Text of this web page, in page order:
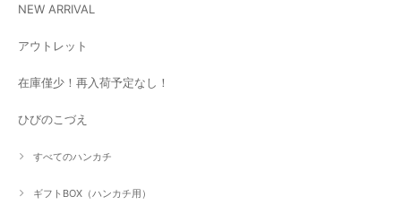
NEW ARRIVAL
アウトレット
在庫僅少！再入荷予定なし！
ひびのこづえ
すべてのハンカチ
ギフトBOX（ハンカチ用）